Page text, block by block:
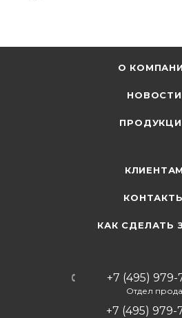
О
НОВОСТИ
КЛИЕНТАМ
КАК СДЕЛАТЬ
+7 (495) 979-
Отдел
+7 (495) 979-